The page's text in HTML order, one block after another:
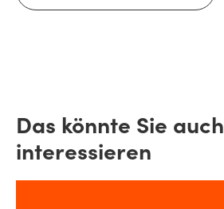
Das könnte Sie auch
interessieren